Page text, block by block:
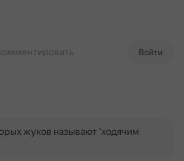
Войти
жуков называют 'ходячим